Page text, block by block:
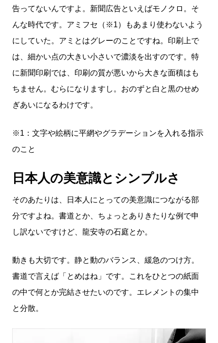
告ってないんですよ。新聞広告といえばモノクロ。そ
んな時代です。アミフセ（※1）もあまり使わないよう
にしていた。アミとはグレーのことですね。印刷上で
は、細かい点の大きい小さいで濃淡を出すのです。特
に新聞印刷では、印刷の質が悪いから大きな面積はも
ちません。むらになりますし。おのずと白と黒のせめ
ぎあいになるわけです。
※1：文字や絵柄に平網やグラデーションを入れる指示
のこと
日本人の美意識とシンプルさ
そのあたりは、日本人にとっての美意識につながる部
分ですよね。書道とか、ちょっとありきたりな例で申
し訳ないですけど、龍安寺の石庭とか。
動きも大切です。静と動のバランス、緩急のつけ方。
書道で言えば「とめはね」です。これをひとつの紙面
の中で何とか完結させたいのです。エレメントの集中
と分散。